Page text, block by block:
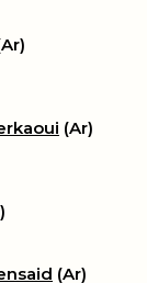
(Ar)
(Ar)